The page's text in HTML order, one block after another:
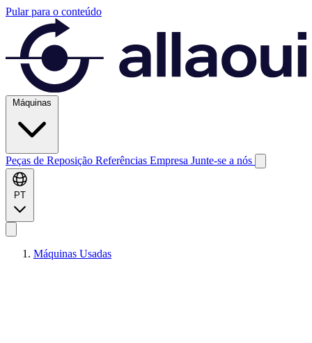
Pular para o conteúdo
Máquinas
Peças de Reposição Referências Empresa Junte-se a nós
PT
Máquinas Usadas